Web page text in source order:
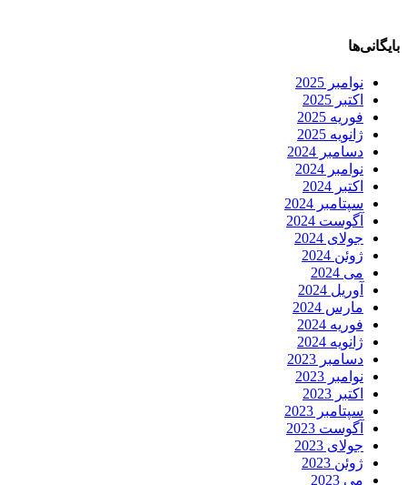
بایگانی‌ها
نوامبر 2025
اکتبر 2025
فوریه 2025
ژانویه 2025
دسامبر 2024
نوامبر 2024
اکتبر 2024
سپتامبر 2024
آگوست 2024
جولای 2024
ژوئن 2024
می 2024
آوریل 2024
مارس 2024
فوریه 2024
ژانویه 2024
دسامبر 2023
نوامبر 2023
اکتبر 2023
سپتامبر 2023
آگوست 2023
جولای 2023
ژوئن 2023
می 2023